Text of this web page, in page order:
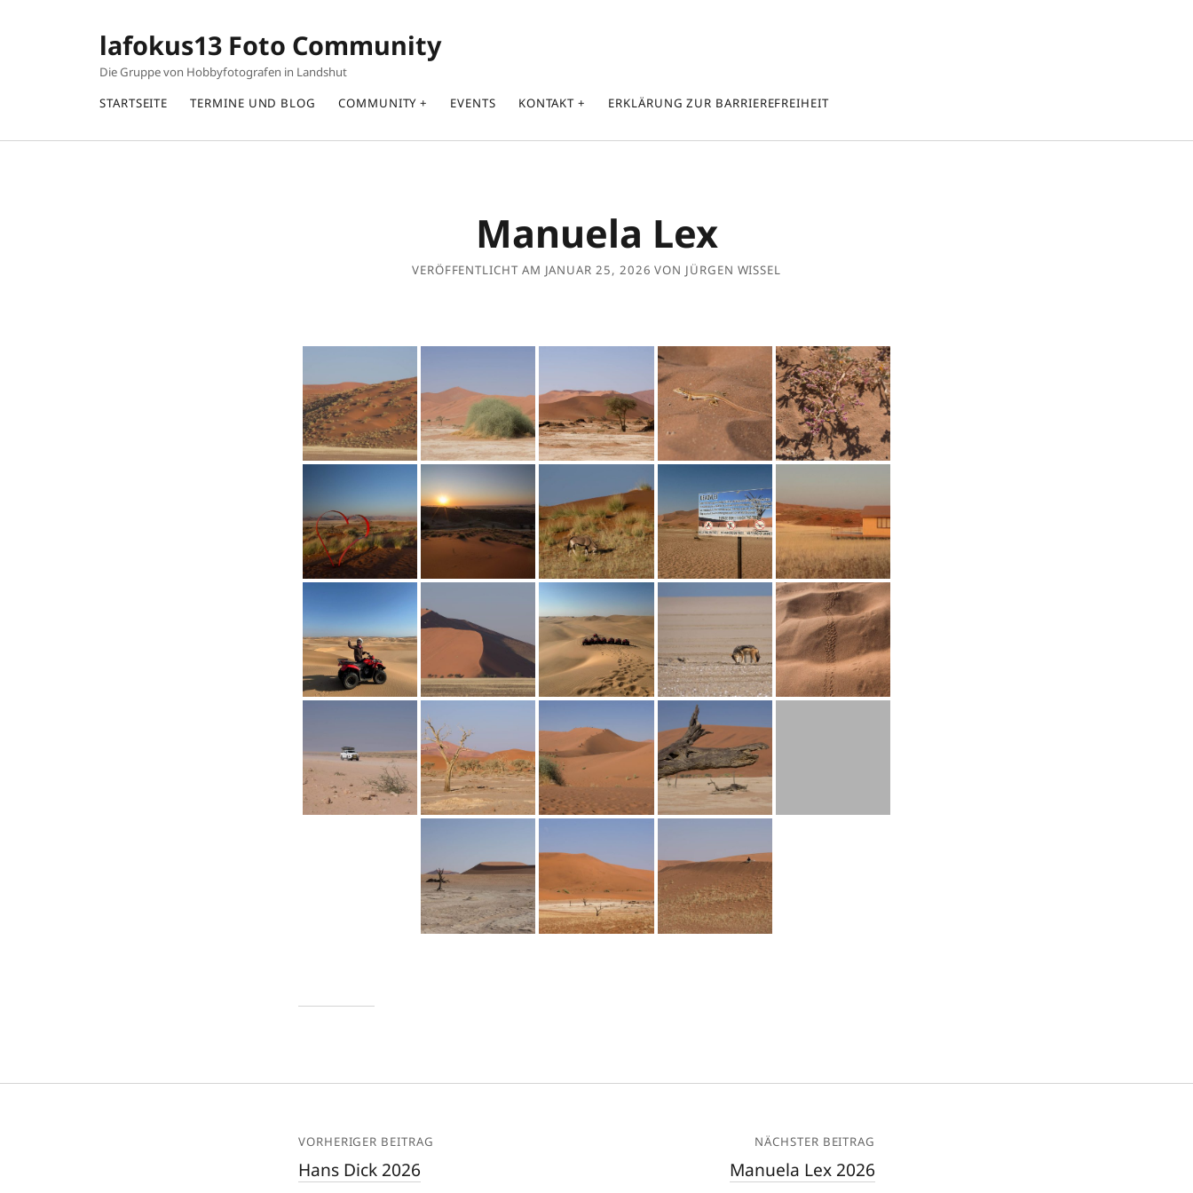
lafokus13 Foto Community
Die Gruppe von Hobbyfotografen in Landshut
STARTSEITE
TERMINE UND BLOG COMMUNITY EVENTS KONTAKT ERKLÄRUNG ZUR BARRIEREFREIHEIT
Manuela Lex
VERÖFFENTLICHT AM JANUAR 25, 2026 VON JÜRGEN WISSEL
VORHERIGER BEITRAG
Hans Dick 2026
NÄCHSTER BEITRAG
Manuela Lex 2026